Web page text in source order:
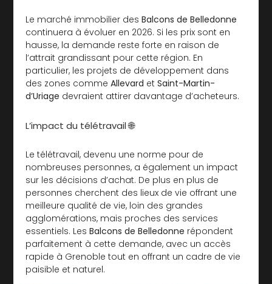
Le marché immobilier desBalcons de Belledonne
continuera à évoluer en 2026. Si les prix sont en
hausse, la demande reste forte en raison de
l’attrait grandissant pour cette région. En
particulier, les projets de développement dans
des zones commeAllevard etSaint-Martin-
d’Uriage devraient attirer davantage d’acheteurs.
L’impact du télétravail 🌐
Le télétravail, devenu une norme pour de
nombreuses personnes, a également un impact
sur les décisions d’achat. De plus en plus de
personnes cherchent des lieux de vie offrant une
meilleure qualité de vie, loin des grandes
agglomérations, mais proches des services
essentiels. LesBalcons de Belledonne répondent
parfaitement à cette demande, avec un accès
rapide à Grenoble tout en offrant un cadre de vie
paisible et naturel.